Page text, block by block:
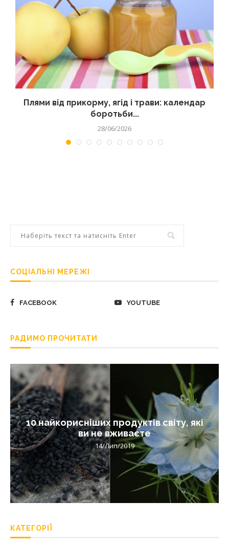
Плями від прикорму, ягід і трави: календар
боротьби...
28/06/2026
СОЦІАЛЬНІ МЕРЕЖІ
FACEBOOK YOUTUBE
РАДИМО ПРОЧИТАТИ
10 найкорисніших продуктів світу, які
ви не вживаєте
14/Лип/2019
КАТЕГОРІЇ